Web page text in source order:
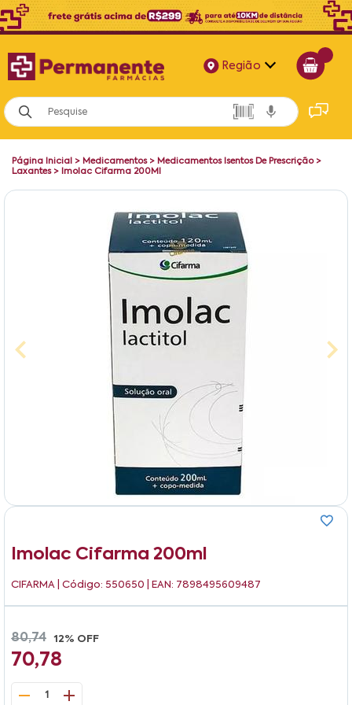
Região
Alagoas
Bahia
Página Inicial > Medicamentos> Medicamentos Isentos De Prescrição>
Laxantes> Imolac Cifarma 200Ml
Imolac Cifarma 200ml
CIFARMA | Código: 550650 | EAN: 7898495609487
80,74 12% OFF
70,78
1